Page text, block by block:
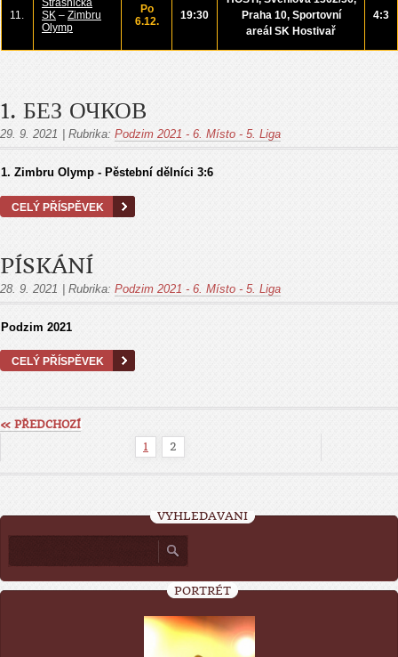
11.
Strašnická
SK – Zimbru
Olymp
Po
6.12.
19:30
Praha 10, Sportovní
areál SK Hostivař
4:3
1. БЕЗ ОЧКОВ
29. 9. 2021 Rubrika: Podzim 2021 - 6. Místo - 5. Liga
1. Zimbru Olymp - Pěstební dělníci 3:6
CELÝ PŘÍSPĚVEK
PÍSKÁNÍ
28. 9. 2021 Rubrika: Podzim 2021 - 6. Místo - 5. Liga
Podzim 2021
CELÝ PŘÍSPĚVEK
« PŘEDCHOZÍ
1
2
VYHLEDÁVÁNÍ
PORTRÉT